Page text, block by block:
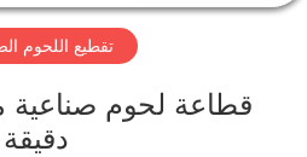
حولنا
جولة
تقطيع اللحوم
قطاعة لحوم
دقيقة